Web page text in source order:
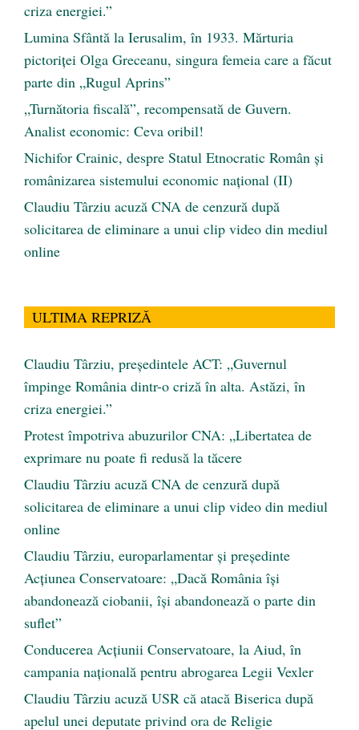
criza energiei.”
Lumina Sfântă la Ierusalim, în 1933. Mărturia
pictoriței Olga Greceanu, singura femeia care a făcut
parte din „Rugul Aprins”
„Turnătoria fiscală”, recompensată de Guvern.
Analist economic: Ceva oribil!
Nichifor Crainic, despre Statul Etnocratic Român şi
românizarea sistemului economic naţional (II)
Claudiu Târziu acuză CNA de cenzură după
solicitarea de eliminare a unui clip video din mediul
online
ULTIMA REPRIZĂ
Claudiu Târziu, președintele ACT: „Guvernul
împinge România dintr-o criză în alta. Astăzi, în
criza energiei.”
Protest împotriva abuzurilor CNA: „Libertatea de
exprimare nu poate fi redusă la tăcere
Claudiu Târziu acuză CNA de cenzură după
solicitarea de eliminare a unui clip video din mediul
online
Claudiu Târziu, europarlamentar și președinte
Acțiunea Conservatoare: „Dacă România își
abandonează ciobanii, își abandonează o parte din
suflet”
Conducerea Acțiunii Conservatoare, la Aiud, în
campania națională pentru abrogarea Legii Vexler
Claudiu Târziu acuză USR că atacă Biserica după
apelul unei deputate privind ora de Religie